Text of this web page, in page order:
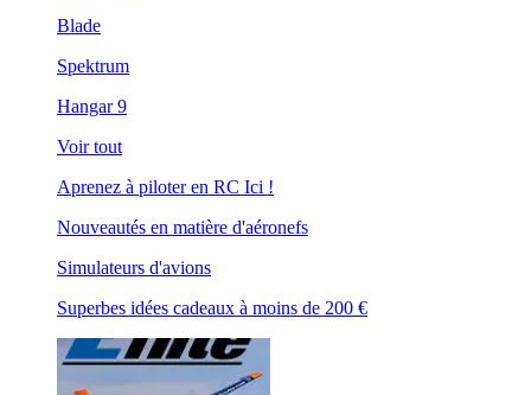
Blade
Spektrum
Hangar 9
Voir tout
Aprenez à piloter en RC Ici !
Nouveautés en matière d'aéronefs
Simulateurs d'avions
Superbes idées cadeaux à moins de 200 €